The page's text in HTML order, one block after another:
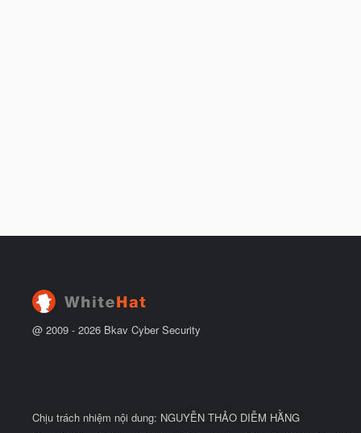
@ 2009 - 2026 Bkav Cyber Security
Chịu trách nhiệm nội dung: NGUYỄN THẢO DIỄM HẰNG